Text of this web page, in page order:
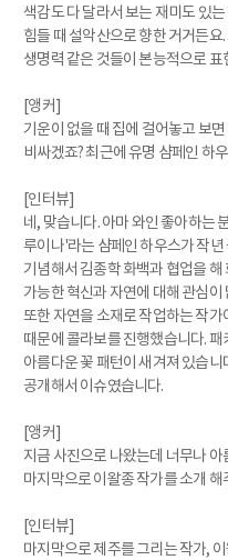
색감도 다 달라서 보는 재미도 있
힘들 때 설악산으로 향한 거거든
생명력 같은 것들이 본능적으로 표
[앵커]
기운이 없을 때 집에 걸어놓고 보
비싸겠죠? 최근에 유명 샴페인 하
[인터뷰]
네, 맞습니다. 아마 와인 좋아하는
루이나'라는 샴페인 하우스가 작
기념해서 김종학 화백과 협업을
가능한 혁신과 자연에 대해 관심
또한 자연을 소재로 작업하는 작가
때문에 콜라보를 진행했습니다.
아름다운 꽃 패턴이 새겨져 있습
공개해서 이슈였습니다.
[앵커]
지금 사진으로 나왔는데 너무나
마지막으로 이왈종 작가를 소개 해
[인터뷰]
마지막으로 제주를 그리는 작가,